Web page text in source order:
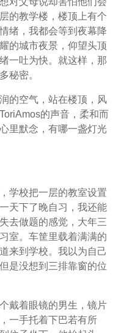
的教学楼，楼顶上有个
绪，我都会等到夜幕降
的城市夜景，仰望头顶
一吐为快。就这样，那
秘密。
的空气，站在楼顶，风
的声音，柔和而
里默念，有哪一盏灯光
学校把一层的教室设置
天下了晚自习，我还能
去做题的感觉，大年三
室。车筐里载着满满的
来到学校。我以为自己
是没想到三排靠窗的位
戴着眼镜的男生，镜片
一手托着下巴若有所